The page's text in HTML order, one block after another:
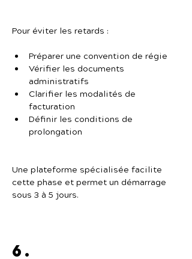
Pour éviter les retards :
Préparer une convention de régie
Vérifier les documents
administratifs
Clarifier les modalités de
facturation
Définir les conditions de
prolongation
Une plateforme spécialisée facilite
cette phase et permet un démarrage
sous 3 à 5 jours.
6.